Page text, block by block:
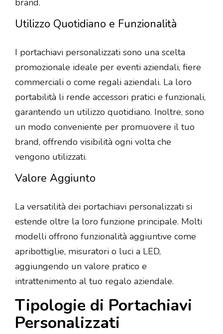
brand.
Utilizzo Quotidiano e Funzionalità
I portachiavi personalizzati sono una scelta
promozionale ideale per eventi aziendali, fiere
commerciali o come regali aziendali. La loro
portabilità li rende accessori pratici e funzionali,
garantendo un utilizzo quotidiano. Inoltre, sono
un modo conveniente per promuovere il tuo
brand, offrendo visibilità ogni volta che
vengono utilizzati.
Valore Aggiunto
La versatilità dei portachiavi personalizzati si
estende oltre la loro funzione principale. Molti
modelli offrono funzionalità aggiuntive come
apribottiglie, misuratori o luci a LED,
aggiungendo un valore pratico e
intrattenimento al tuo regalo aziendale.
Tipologie di Portachiavi
Personalizzati